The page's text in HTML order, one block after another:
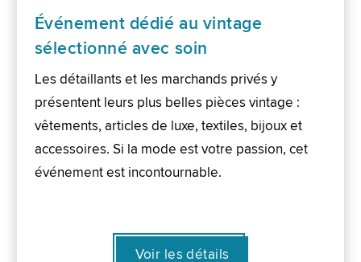
Événement dédié au vintage
sélectionné avec soin
Les détaillants et les marchands privés y
présentent leurs plus belles pièces vintage :
vêtements, articles de luxe, textiles, bijoux et
accessoires. Si la mode est votre passion, cet
événement est incontournable.
Voir les détails